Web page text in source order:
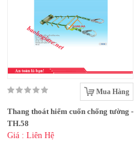
Mua Hàng
Thang thoát hiểm cuốn chống tường -
TH.58
Giá : Liên Hệ